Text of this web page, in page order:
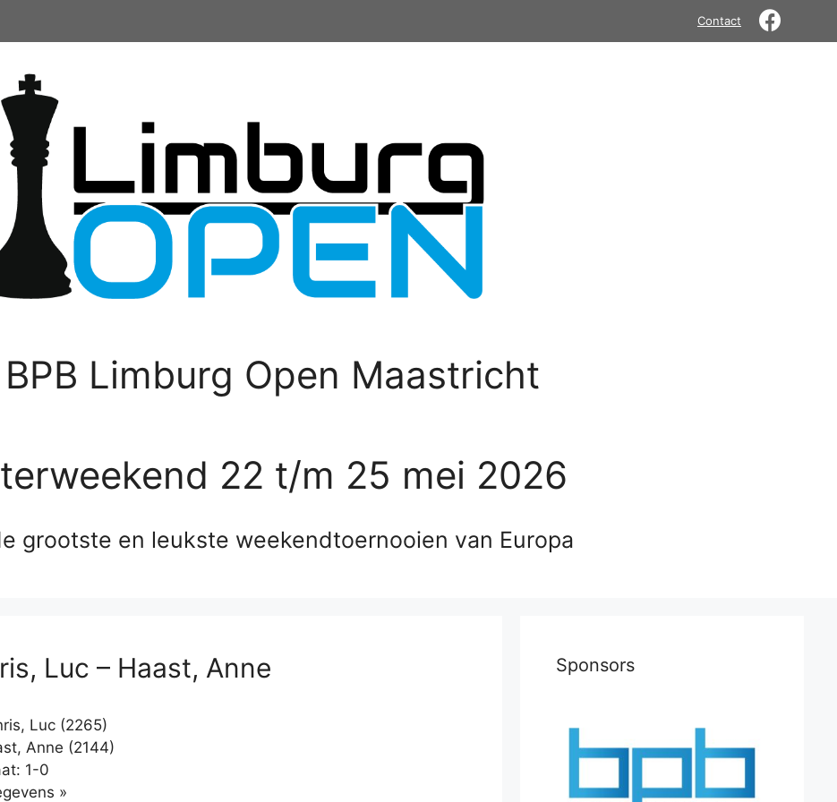
Contact
Limburg Open Maastricht
22 t/m 25 mei 2026
grootste en leukste weekendtoernooien van Europa
Luc – Haast, Anne
Luc (2265)
Anne (2144)
1-0
»
Sponsors